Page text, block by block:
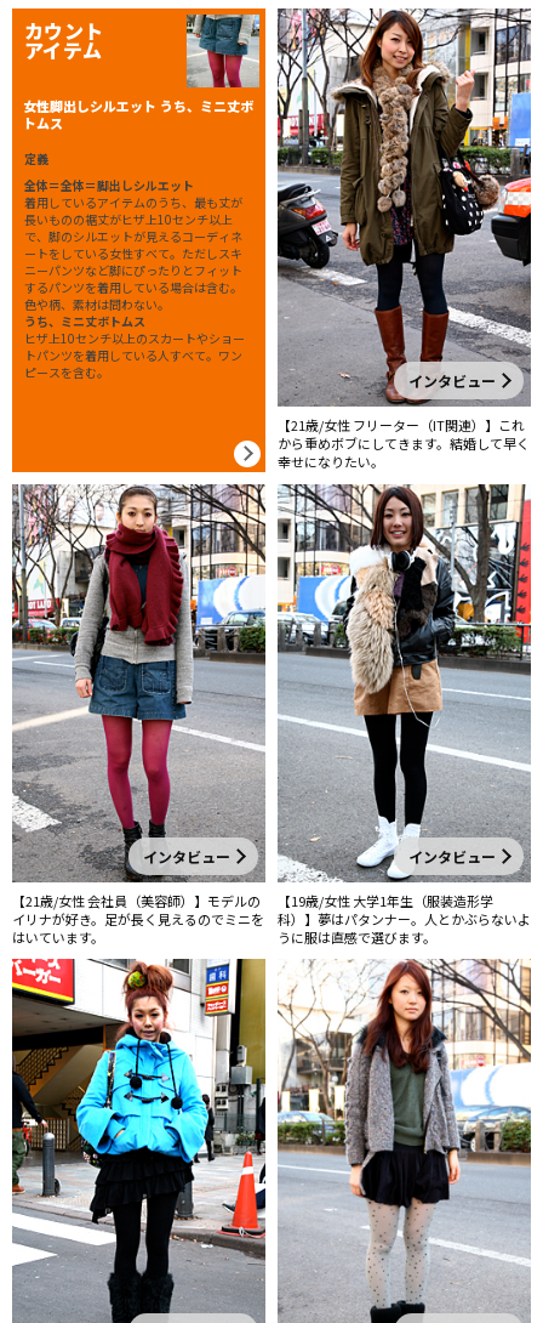
カウント
アイテム
女性脚出しシルエット うち、ミニ丈ボ
トムス
定義
全体＝全体＝脚出しシルエット
着用しているアイテムのうち、最も丈が
長いものの裾丈がヒザ上10センチ以上
で、脚のシルエットが見えるコーディネ
ートをしている女性すべて。ただしスキ
ニーパンツなど脚にぴったりとフィット
するパンツを着用している場合は含む。
色や柄、素材は問わない。
うち、ミニ丈ボトムス
ヒザ上10センチ以上のスカートやショー
トパンツを着用している人すべて。ワン
ピースを含む。
インタビュー
【21歳/女性 フリーター（IT関連）】これ
から重めボブにしてきます。結婚して早く
幸せになりたい。
インタビュー
【21歳/女性 会社員（美容師）】モデルの
イリナが好き。足が長く見えるのでミニを
はいています。
インタビュー
【19歳/女性 大学1年生（服装造形学
科）】夢はパタンナー。人とかぶらないよ
うに服は直感で選びます。